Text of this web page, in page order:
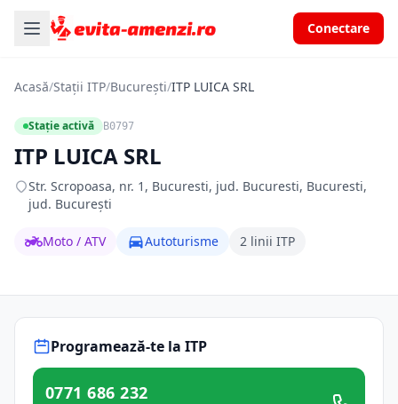
Conectare
Acasă/Stații ITP/București/ITP LUICA SRL
Stație activă B0797
ITP LUICA SRL
Str. Scropoasa, nr. 1, Bucuresti, jud. Bucuresti, Bucuresti,
jud. București
Moto / ATV Autoturisme 2 linii ITP
Programează-te la ITP
0771 686 232